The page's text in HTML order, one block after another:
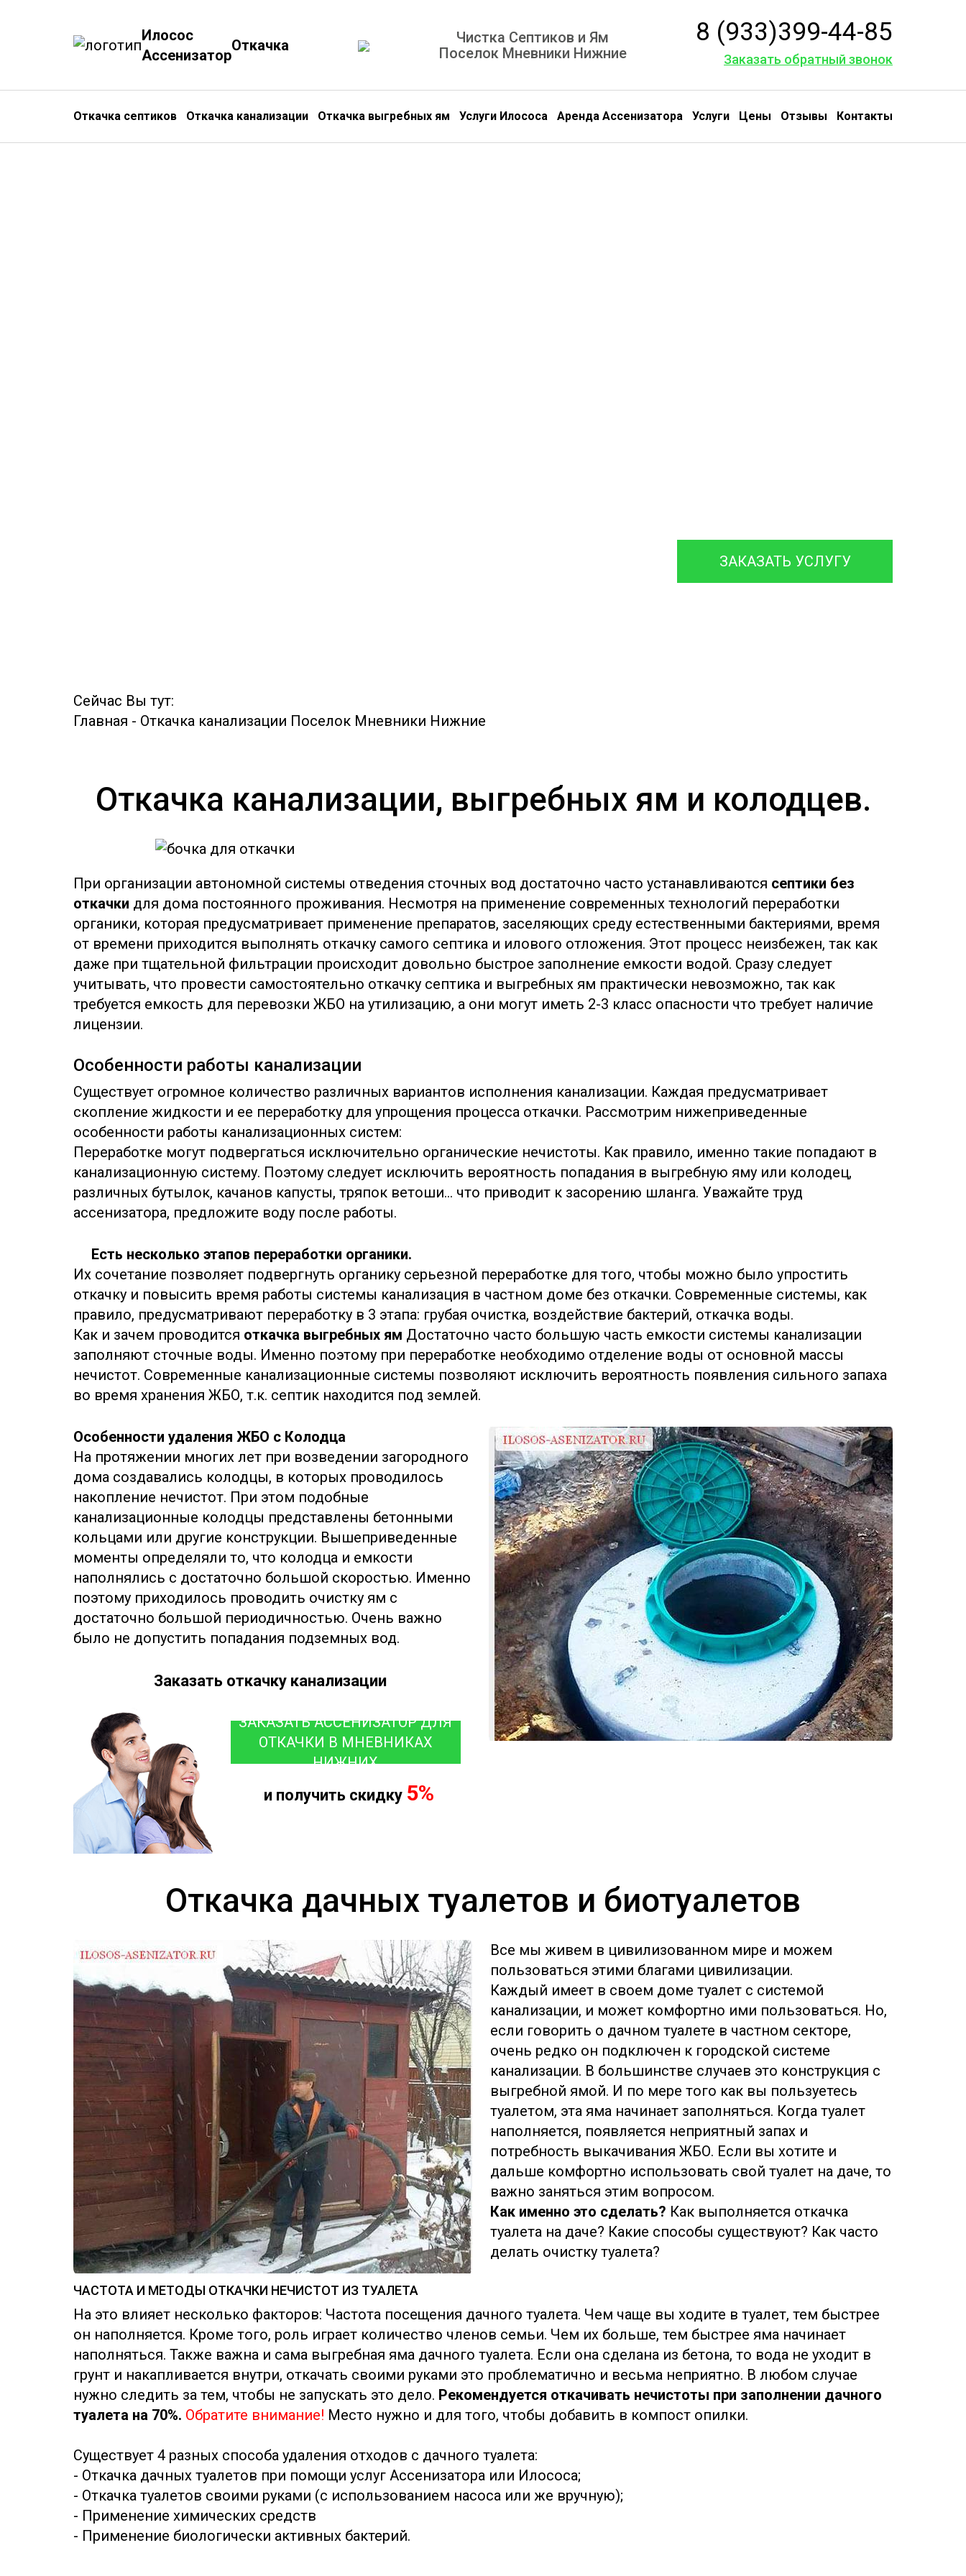
Илосос
Ассенизатор
Откачка
Чистка Септиков и Ям
Поселок Мневники Нижние
8 (933)399-44-85
Заказать обратный звонок
Откачка септиков Откачка канализации Откачка выгребных ям Услуги Илососа Аренда Ассенизатора Услуги Цены Отзывы Контакты
ЗАКАЗАТЬ УСЛУГУ
Сейчас Вы тут:
Главная - Откачка канализации Поселок Мневники Нижние
Откачка канализации, выгребных ям и колодцев.
При организации автономной системы отведения сточных вод достаточно часто устанавливаются септики без
откачки для дома постоянного проживания. Несмотря на применение современных технологий переработки
органики, которая предусматривает применение препаратов, заселяющих среду естественными бактериями, время
от времени приходится выполнять откачку самого септика и илового отложения. Этот процесс неизбежен, так как
даже при тщательной фильтрации происходит довольно быстрое заполнение емкости водой. Сразу следует
учитывать, что провести самостоятельно откачку септика и выгребных ям практически невозможно, так как
требуется емкость для перевозки ЖБО на утилизацию, а они могут иметь 2-3 класс опасности что требует наличие
лицензии.
Особенности работы канализации
Существует огромное количество различных вариантов исполнения канализации. Каждая предусматривает
скопление жидкости и ее переработку для упрощения процесса откачки. Рассмотрим нижеприведенные
особенности работы канализационных систем:
Переработке могут подвергаться исключительно органические нечистоты. Как правило, именно такие попадают в
канализационную систему. Поэтому следует исключить вероятность попадания в выгребную яму или колодец,
различных бутылок, качанов капусты, тряпок ветоши… что приводит к засорению шланга. Уважайте труд
ассенизатора, предложите воду после работы.
Есть несколько этапов переработки органики.
Их сочетание позволяет подвергнуть органику серьезной переработке для того, чтобы можно было упростить
откачку и повысить время работы системы канализация в частном доме без откачки. Современные системы, как
правило, предусматривают переработку в 3 этапа: грубая очистка, воздействие бактерий, откачка воды.
Как и зачем проводится откачка выгребных ям Достаточно часто большую часть емкости системы канализации
заполняют сточные воды. Именно поэтому при переработке необходимо отделение воды от основной массы
нечистот. Современные канализационные системы позволяют исключить вероятность появления сильного запаха
во время хранения ЖБО, т.к. септик находится под землей.
Особенности удаления ЖБО с Колодца
На протяжении многих лет при возведении загородного
дома создавались колодцы, в которых проводилось
накопление нечистот. При этом подобные
канализационные колодцы представлены бетонными
кольцами или другие конструкции. Вышеприведенные
моменты определяли то, что колодца и емкости
наполнялись с достаточно большой скоростью. Именно
поэтому приходилось проводить очистку ям с
достаточно большой периодичностью. Очень важно
было не допустить попадания подземных вод.
Заказать откачку канализации
ЗАКАЗАТЬ АССЕНИЗАТОР ДЛЯ
ОТКАЧКИ В МНЕВНИКАХ
НИЖНИХ
и получить скидку 5%
Откачка дачных туалетов и биотуалетов
Все мы живем в цивилизованном мире и можем
пользоваться этими благами цивилизации.
Каждый имеет в своем доме туалет с системой
канализации, и может комфортно ими пользоваться. Но,
если говорить о дачном туалете в частном секторе,
очень редко он подключен к городской системе
канализации. В большинстве случаев это конструкция с
выгребной ямой. И по мере того как вы пользуетесь
туалетом, эта яма начинает заполняться. Когда туалет
наполняется, появляется неприятный запах и
потребность выкачивания ЖБО. Если вы хотите и
дальше комфортно использовать свой туалет на даче, то
важно заняться этим вопросом.
Как именно это сделать? Как выполняется откачка
туалета на даче? Какие способы существуют? Как часто
делать очистку туалета?
ЧАСТОТА И МЕТОДЫ ОТКАЧКИ НЕЧИСТОТ ИЗ ТУАЛЕТА
На это влияет несколько факторов: Частота посещения дачного туалета. Чем чаще вы ходите в туалет, тем быстрее
он наполняется. Кроме того, роль играет количество членов семьи. Чем их больше, тем быстрее яма начинает
наполняться. Также важна и сама выгребная яма дачного туалета. Если она сделана из бетона, то вода не уходит в
грунт и накапливается внутри, откачать своими руками это проблематично и весьма неприятно. В любом случае
нужно следить за тем, чтобы не запускать это дело. Рекомендуется откачивать нечистоты при заполнении дачного
туалета на 70%. Обратите внимание! Место нужно и для того, чтобы добавить в компост опилки.
Существует 4 разных способа удаления отходов с дачного туалета:
- Откачка дачных туалетов при помощи услуг Ассенизатора или Илососа;
- Откачка туалетов своими руками (с использованием насоса или же вручную);
- Применение химических средств
- Применение биологически активных бактерий.